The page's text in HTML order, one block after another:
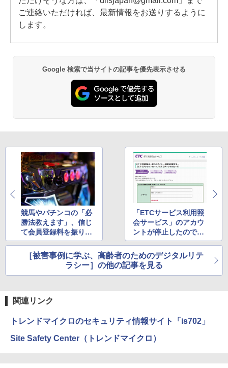
ご連絡いただければ、最新情報をお送りするように
します。
Google 検索で当サイトの記事を優先表示させる
競馬やパチンコの「必
勝法教えます」、信じ
て会員登録料を振り込
んだ
「ETCサービス利用照
会サービス」のアカウ
ントが停止したのでメ
ールの指示に従ってみ
た
［被害事例に学ぶ、高齢者のためのデジタルリテ
ラシー］の他の記事を見る
関連リンク
トレンドマイクロのセキュリティ情報サイト「is702」
Site Safety Center（トレンドマイクロ）